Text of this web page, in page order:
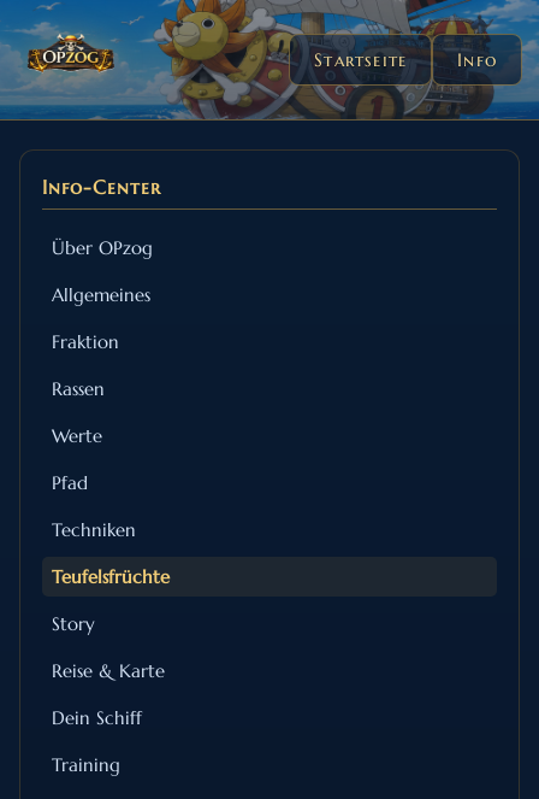
Startseite Info
Info-Center
Über OPzog
Allgemeines
Fraktion
Rassen
Werte
Pfad
Techniken
Teufelsfrüchte
Story
Reise & Karte
Dein Schiff
Training